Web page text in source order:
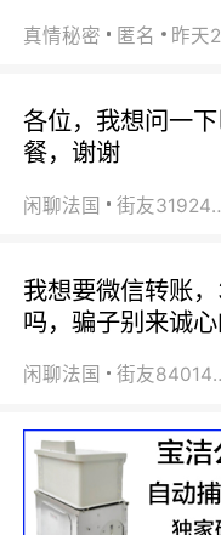
真情秘密 匿名 昨天
各位，我想问一
餐，谢谢
闲聊法国 街友
我想要微信转账
吗，骗子别来诚
闲聊法国 街友